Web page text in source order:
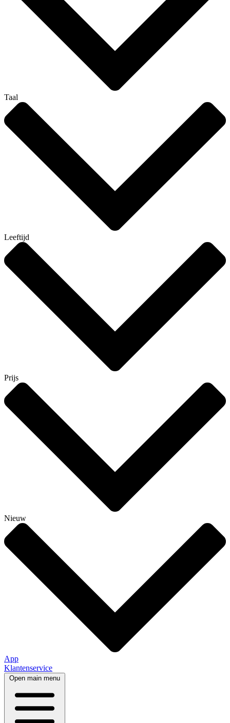
Taal
Leeftijd
Prijs
Nieuw
App
Klantenservice
Open main menu